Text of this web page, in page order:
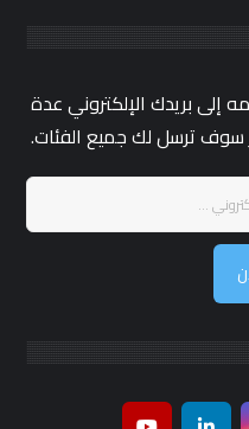
بريدك الإلكتروني عدة
سوف ترسل لك جميع الفئات.